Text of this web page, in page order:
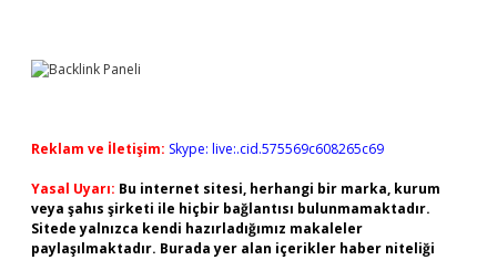
Reklam ve İletişim: Skype: live:.cid.575569c608265c69
Yasal Uyarı: Bu internet sitesi, herhangi bir marka, kurum
veya şahıs şirketi ile hiçbir bağlantısı bulunmamaktadır.
Sitede yalnızca kendi hazırladığımız makaleler
paylaşılmaktadır. Burada yer alan içerikler haber niteliği